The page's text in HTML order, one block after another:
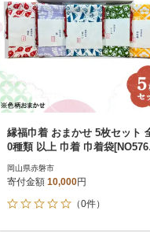
PayPay
クレジットカード決済
Amazon Pay
楽天ペイ
コンビニ支払い
ソフトバンクまとめて支払い
d払い
金融機関(Pay-easy決済)
縁福巾着 おまかせ 5枚セット
0種類 以上 巾着 巾着袋
333]
岡山県赤磐市
寄付金額 10,000円
（0件）